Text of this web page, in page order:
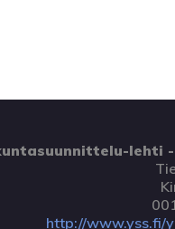
lehti
http://www.yss.fi/